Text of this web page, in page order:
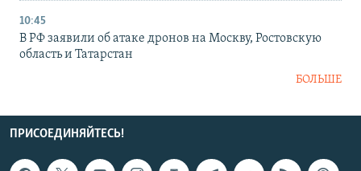
10:45
В РФ заявили об атаке дронов на Москву, Ростовскую
область и Татарстан
БОЛЬШЕ
ПРИСОЕДИНЯЙТЕСЬ!